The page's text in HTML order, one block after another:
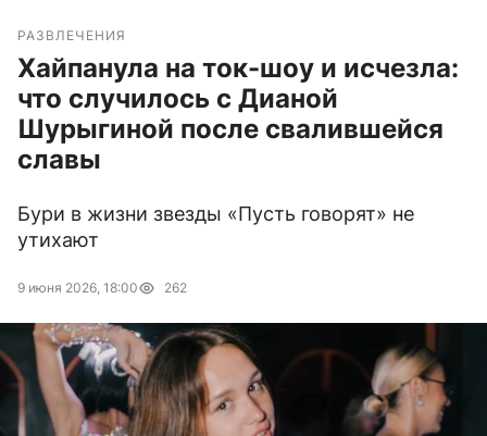
РАЗВЛЕЧЕНИЯ
Хайпанула на ток-шоу и исчезла:
что случилось с Дианой
Шурыгиной после свалившейся
славы
Бури в жизни звезды «Пусть говорят» не
утихают
9 июня 2026, 18:00 262